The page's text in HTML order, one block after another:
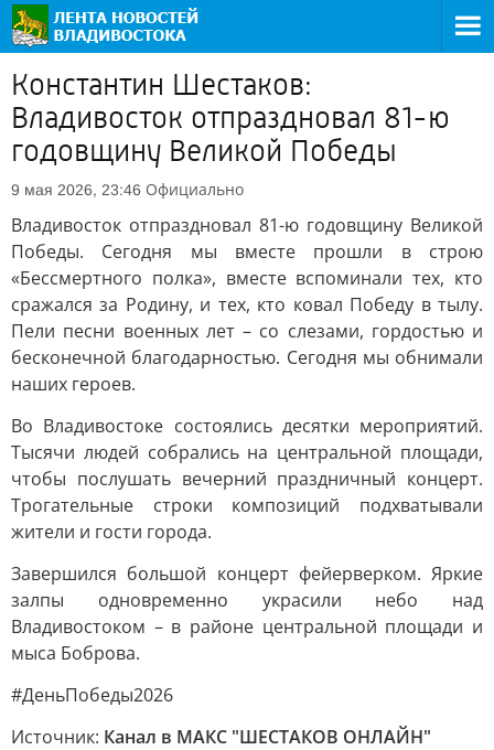
Константин Шестаков:
Владивосток отпраздновал 81-ю
годовщину Великой Победы
9 мая 2026, 23:46 Официально
Владивосток отпраздновал 81-ю годовщину Великой
Победы. Сегодня мы вместе прошли в строю
«Бессмертного полка», вместе вспоминали тех, кто
сражался за Родину, и тех, кто ковал Победу в тылу.
Пели песни военных лет – со слезами, гордостью и
бесконечной благодарностью. Сегодня мы обнимали
наших героев.
Во Владивостоке состоялись десятки мероприятий.
Тысячи людей собрались на центральной площади,
чтобы послушать вечерний праздничный концерт.
Трогательные строки композиций подхватывали
жители и гости города.
Завершился большой концерт фейерверком. Яркие
залпы одновременно украсили небо над
Владивостоком – в районе центральной площади и
мыса Боброва.
#ДеньПобеды2026
Источник: Канал в МАКС "ШЕСТАКОВ ОНЛАЙН"